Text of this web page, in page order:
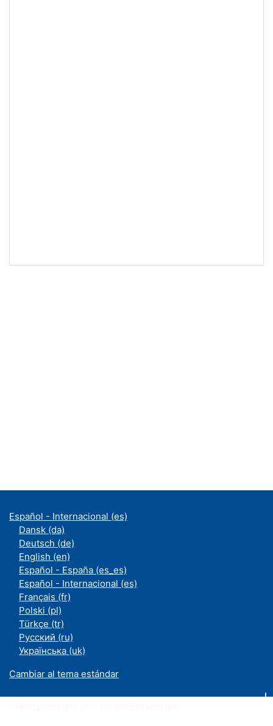
Español - Internacional ‎(es)‎
Dansk ‎(da)‎
Deutsch ‎(de)‎
English ‎(en)‎
Español - España ‎(es_es)‎
Español - Internacional ‎(es)‎
Français ‎(fr)‎
Polski ‎(pl)‎
Türkçe ‎(tr)‎
Русский ‎(ru)‎
Українська ‎(uk)‎
Cambiar al tema estándar